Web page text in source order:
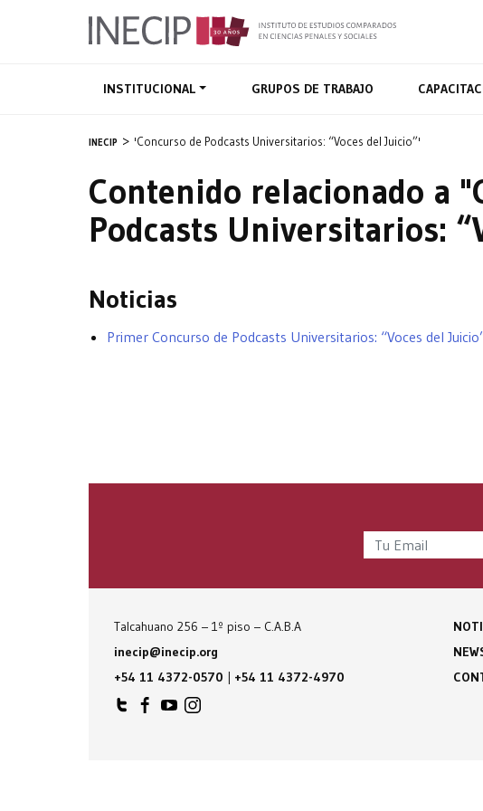
INSTITUCIONAL GRUPOS DE TRABAJO
INECIP 'Concurso de Podcasts Universitarios: “Voces del Juicio”'
Contenido relacionado a
Podcasts Universitarios:
Noticias
Primer Concurso de Podcasts Universitarios: “Voces del
Talcahuano 256 – 1º piso – C.A.B.A
inecip@inecip.org
+54 11 4372-0570 | +54 11 4372-4970